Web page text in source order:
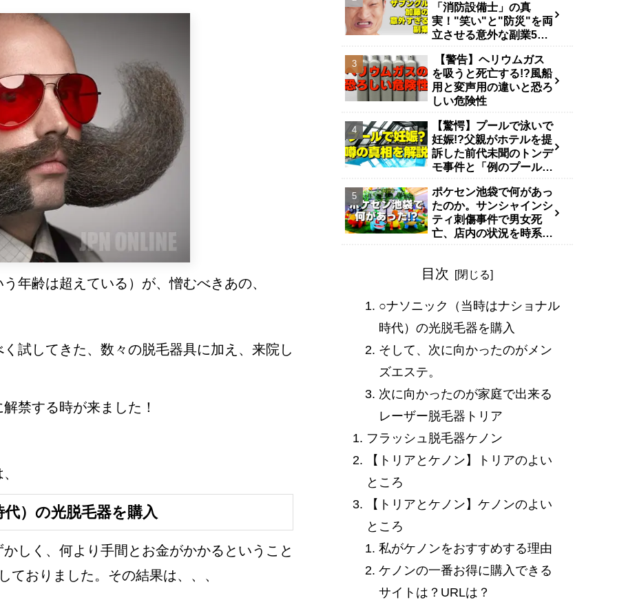
年齢は超えている）が、憎むべきあの、
試してきた、数々の脱毛器具に加え、来院し
禁する時が来ました！
）の光脱毛器を購入
しく、何より手間とお金がかかるということ
ておりました。その結果は、、、
「消防設備士」の真
実！"笑い"と"防災"を両
立させる意外な副業5年
【警告】ヘリウムガス
を吸うと死亡する!?風船
用と変声用の違いと恐ろ
しい危険性
【驚愕】プールで泳いで
妊娠!?父親がホテルを提
訴した前代未聞のトンデ
モ事件と「例のプール」
ポケセン池袋で何があっ
たのか。サンシャインシ
ティ刺傷事件で男女死
亡、店内の状況を時系列
目次
○ナソニック（当時はナショナル
時代）の光脱毛器を購入
そして、次に向かったのがメン
ズエステ。
次に向かったのが家庭で出来る
レーザー脱毛器トリア
フラッシュ脱毛器ケノン
【トリアとケノン】トリアのよい
ところ
【トリアとケノン】ケノンのよい
ところ
私がケノンをおすすめする理由
ケノンの一番お得に購入できる
サイトは？URLは？